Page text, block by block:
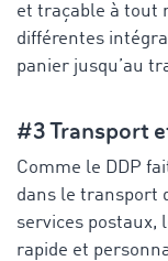
et traçable à tout
différentes
panier jusqu’au
#3 Transport
Comme le DDP
dans le transport
services postaux,
rapide et